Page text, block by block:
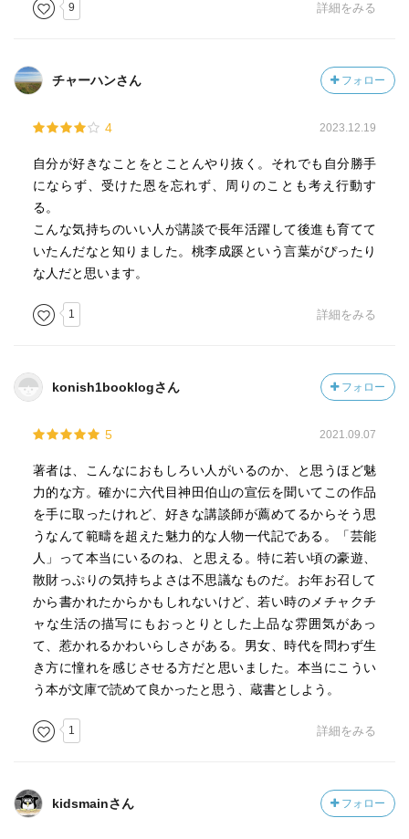
9 詳細をみる
チャーハンさん フォロー
4 2023.12.19
自分が好きなことをとことんやり抜く。それでも自分勝手
にならず、受けた恩を忘れず、周りのことも考え行動す
る。
こんな気持ちのいい人が講談で長年活躍して後進も育てて
いたんだなと知りました。桃李成蹊という言葉がぴったり
な人だと思います。
1 詳細をみる
konish1booklogさん フォロー
5 2021.09.07
著者は、こんなにおもしろい人がいるのか、と思うほど魅
力的な方。確かに六代目神田伯山の宣伝を聞いてこの作品
を手に取ったけれど、好きな講談師が薦めてるからそう思
うなんて範疇を超えた魅力的な人物一代記である。「芸能
人」って本当にいるのね、と思える。特に若い頃の豪遊、
散財っぷりの気持ちよさは不思議なものだ。お年お召して
から書かれたからかもしれないけど、若い時のメチャクチ
ャな生活の描写にもおっとりとした上品な雰囲気があっ
て、惹かれるかわいらしさがある。男女、時代を問わず生
き方に憧れを感じさせる方だと思いました。本当にこうい
う本が文庫で読めて良かったと思う、蔵書としよう。
1 詳細をみる
kidsmainさん フォロー